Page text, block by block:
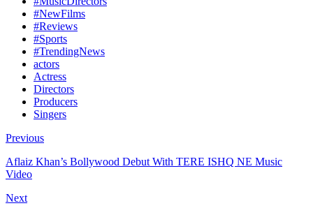
#NewFilms
#Reviews
#Sports
#TrendingNews
actors
Actress
Directors
Producers
Singers
Previous
Aflaiz Khan’s Bollywood Debut With TERE ISHQ NE Music
Video
Next